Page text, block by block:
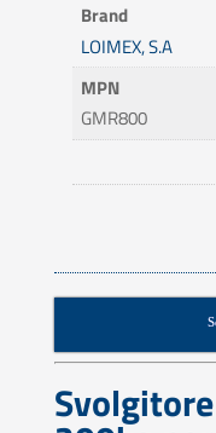
Brand
LOIMEX, S.A
MPN
GMR800